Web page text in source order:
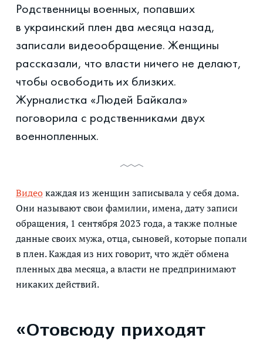
Родственницы военных, попавших
в украинский плен два месяца назад,
записали видеообращение. Женщины
рассказали, что власти ничего не делают,
чтобы освободить их близких.
Журналистка «Людей Байкала»
поговорила с родственниками двух
военнопленных.
Видеокаждая из женщин записывала у себя дома.
Они называют свои фамилии, имена, дату записи
обращения, 1 сентября 2023 года, а также полные
данные своих мужа, отца, сыновей, которые попали
в плен. Каждая из них говорит, что ждёт обмена
пленных два месяца, а власти не предпринимают
никаких действий.
«Отовсюду приходят